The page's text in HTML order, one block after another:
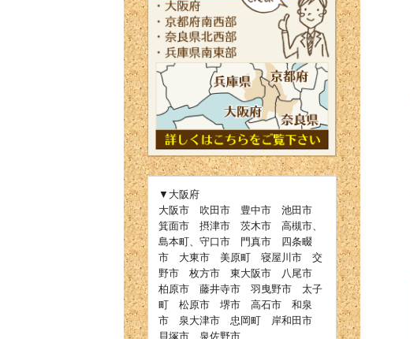
▼大阪府
大阪市 吹田市 豊中市 池田市
箕面市 摂津市 茨木市 高槻市、
島本町、守口市 門真市 四条畷
市 大東市 美原町 寝屋川市 交
野市 枚方市 東大阪市 八尾市
柏原市 藤井寺市 羽曳野市 太子
町 松原市 堺市 高石市 和泉
市 泉大津市 忠岡町 岸和田市
貝塚市 泉佐野市